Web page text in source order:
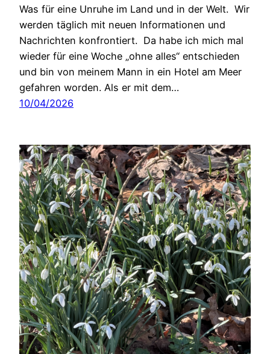
Was für eine Unruhe im Land und in der Welt. Wir
werden täglich mit neuen Informationen und
Nachrichten konfrontiert. Da habe ich mich mal
wieder für eine Woche „ohne alles“ entschieden
und bin von meinem Mann in ein Hotel am Meer
gefahren worden. Als er mit dem…
10/04/2026